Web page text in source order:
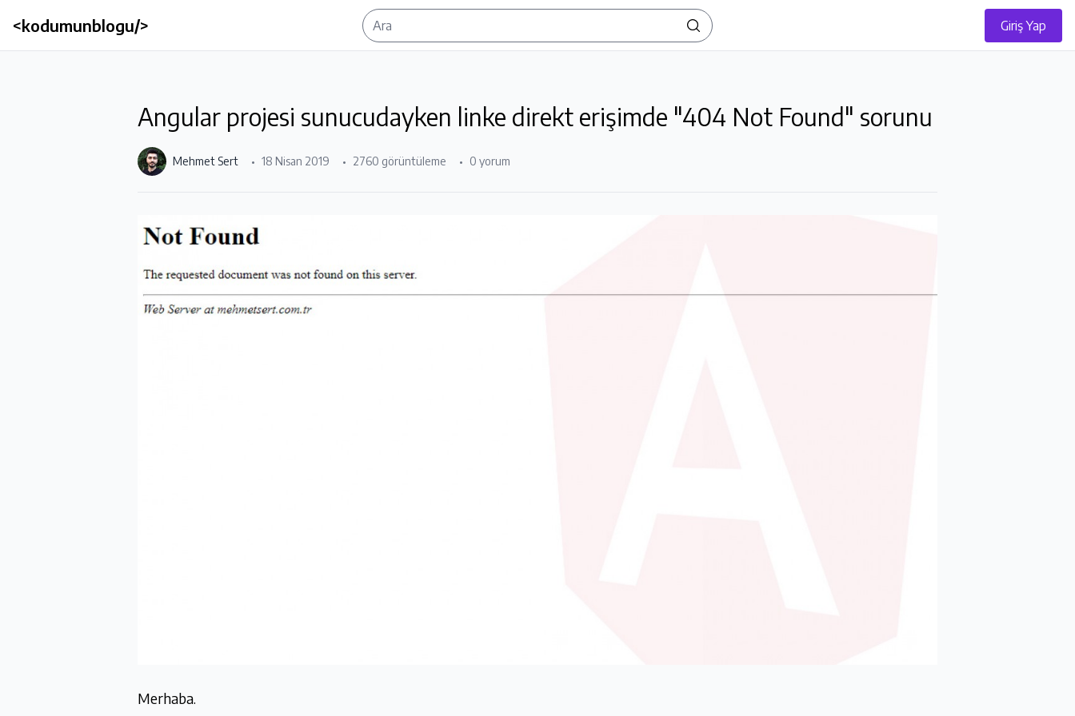
<kodumunblogu/> Giriş Yap
Angular projesi sunucudayken linke direkt erişimde "404 Not Found" sorunu
Mehmet Sert 18 Nisan 2019 2760 görüntüleme 0 yorum
Merhaba.